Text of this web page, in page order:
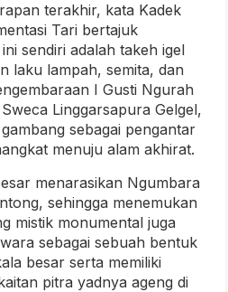
terakhir, kata Kadek
Tari bertajuk
sendiri adalah takeh igel
laku lampah, semita, dan
I Gusti Ngurah
Linggarsapura Gelgel,
sebagai pengantar
menuju alam akhirat.
menarasikan Ngumbara
sehingga menemukan
mistik monumental juga
sebagai sebuah bentuk
besar serta memiliki
pitra yadnya ageng di